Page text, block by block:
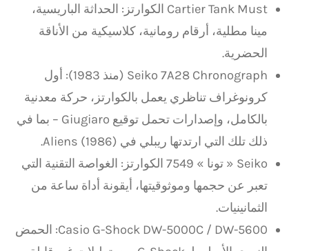
Cartier Tank Must الكوارتز: الحداثة الباريسية،
مينا مطلية، أرقام رومانية، كلاسيكية من الأناقة
الحضرية.
Seiko 7A28 Chronograph (منذ 1983): أول
كرونوغراف تناظري يعمل بالكوارتز، حركة معدنية
بالكامل، وإصدارات تحمل توقيع Giugiaro – بما في
ذلك تلك التي ارتدتها ريبلي في Aliens (1986).
Seiko « تونا » 7549 الكوارتز: الغواصة التقنية التي
تعبر عن حجمها وموثوقيتها، أيقونة أداة ساعة من
الثمانينيات.
Casio G-Shock DW-5000C / DW-5600: الحمض